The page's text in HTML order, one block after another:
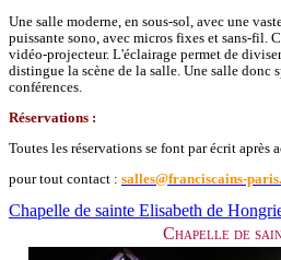
Une salle moderne, en sous-sol, avec une
puissante sono, avec micros fixes et sans-fil.
vidéo-projecteur. L'éclairage permet de
distingue la scène de la salle. Une salle donc
conférences.
Réservations :
Toutes les réservations se font par écrit après
pour tout contact : salles@franciscains-
Chapelle de sainte Elisabeth de
Chapelle de